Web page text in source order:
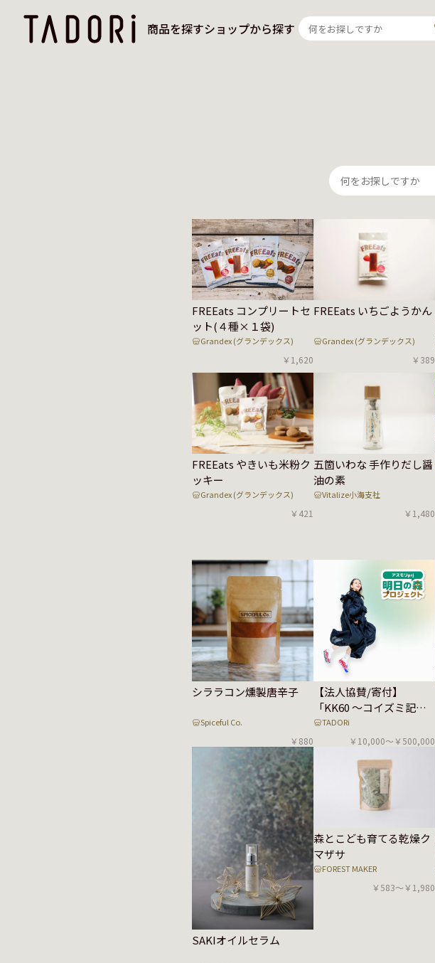
商品を探すショップから探す
FREEats コンプリートセ
ット(４種×１袋)
Grandex (グランデックス)
￥1,620
FREEats いちごようかん
Grandex (グランデックス)
￥389
FREEats やきいも米粉ク
ッキー
Grandex (グランデックス)
￥421
五箇いわな 手作りだし醤
油の素
Vitalize小海支社
￥1,480
シララコン燻製唐辛子
Spiceful Co.
￥880
【法人協賛/寄付】
「KK60 ～コイズミ記念
館～ KYOKO KOIZUMI
TOUR 2026」 明日の森
TADORi
￥10,000〜￥500,000
SAKIオイルセラム
森とこども育てる乾燥ク
マザサ
FOREST MAKER
￥583〜￥1,980